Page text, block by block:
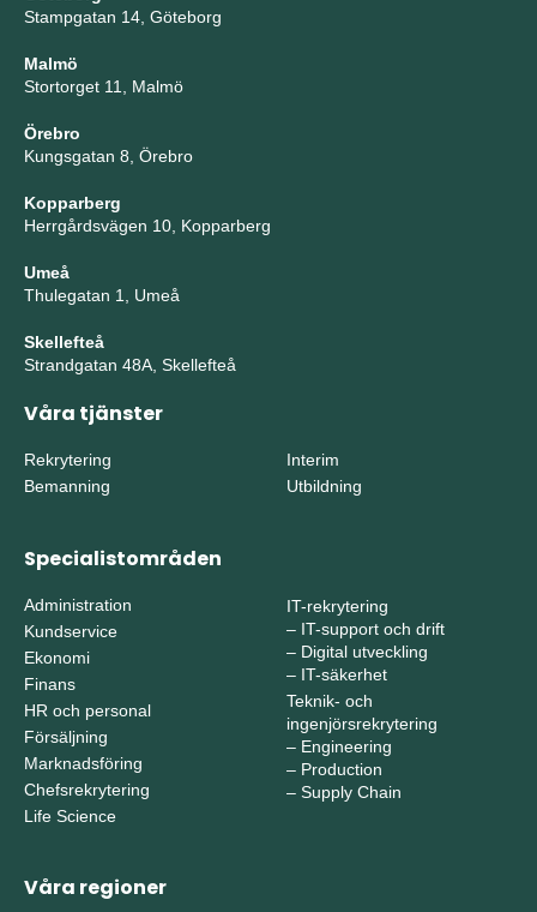
Stampgatan 14, Göteborg
Malmö
Stortorget 11, Malmö
Örebro
Kungsgatan 8, Örebro
Kopparberg
Herrgårdsvägen 10, Kopparberg
Umeå
Thulegatan 1, Umeå
Skellefteå
Strandgatan 48A, Skellefteå
Våra tjänster
Rekrytering
Bemanning
Interim
Utbildning
Specialistområden
Administration
Kundservice
Ekonomi
Finans
HR och personal
Försäljning
Marknadsföring
Chefsrekrytering
Life Science
IT-rekrytering
– IT-support och drift
– Digital utveckling
– IT-säkerhet
Teknik- och
ingenjörsrekrytering
– Engineering
– Production
– Supply Chain
Våra regioner